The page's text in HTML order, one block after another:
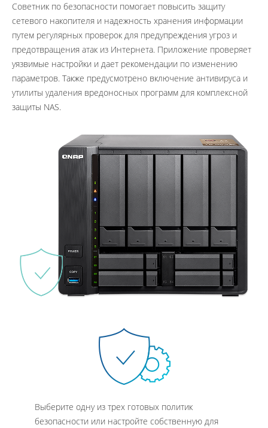
Советник по безопасности помогает повысить защиту
сетевого накопителя и надежность хранения информации
путем регулярных проверок для предупреждения угроз и
предотвращения атак из Интернета. Приложение проверяет
уязвимые настройки и дает рекомендации по изменению
параметров. Также предусмотрено включение антивируса и
утилиты удаления вредоносных программ для комплексной
защиты NAS.
Выберите одну из трех готовых политик
безопасности или настройте собственную для